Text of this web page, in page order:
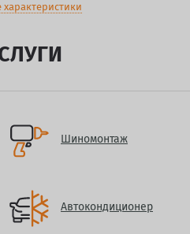
характеристики
Шиномонтаж
Автокондиционер